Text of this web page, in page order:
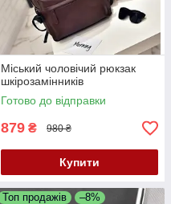
Міський чоловічий рюкзак
шкірозамінників
Готово до відправки
879 ₴ 980 ₴
Купити
Топ продажів –8%